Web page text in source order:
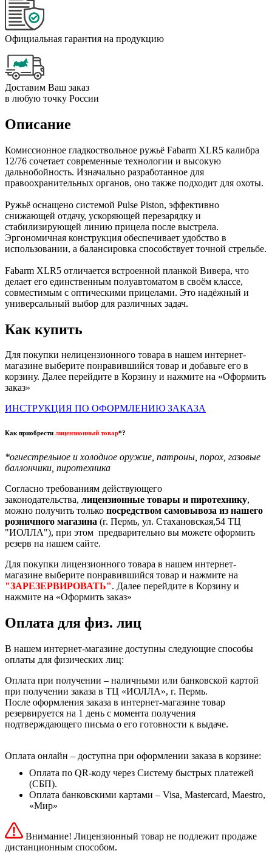
Официальная гарантия на продукцию
Доставим Ваш заказ
в любую точку России
Описание
Комиссионное гладкоствольное ружьё Fabarm XLR5 калибра
12/76 сочетает современные технологии и высокую
дальнобойность. Изначально разработанное для
правоохранительных органов, оно также подходит для охоты.
Ружьё оснащено системой Pulse Piston, эффективно
снижающей отдачу, ускоряющей перезарядку и
стабилизирующей линию прицела после выстрела.
Эргономичная конструкция обеспечивает удобство в
использовании, а балансировка способствует точной стрельбе.
Fabarm XLR5 отличается встроенной планкой Вивера, что
делает его единственным полуавтоматом в своём классе,
совместимым с оптическими прицелами. Это надёжный и
универсальный выбор для различных задач.
Как купить
Для покупки нелицензионного товара в нашем интернет-
магазине выберите понравившийся товар и добавьте его в
корзину. Далее перейдите в Корзину и нажмите на «Оформить
заказ»
ИНСТРУКЦИЯ ПО ОФОРМЛЕНИЮ ЗАКАЗА
Как приобрести лицензионный товар*?
*огнестрельное и холодное оружие, патроны, порох, газовые
баллончики, пиротехника
Согласно требованиям действующего
законодательства, лицензионные товары и пиротехнику,
можно получить только посредством самовывоза из нашего
розничного магазина (г. Пермь, ул. Стахановская,54 ТЦ
"ИОЛЛА"), при этом предварительно вы можете оформить
резерв на нашем сайте.
Для покупки лицензионного товара в нашем интернет-
магазине выберите понравившийся товар и нажмите на
"ЗАРЕЗЕРВИРОВАТЬ". Далее перейдите в Корзину и
нажмите на «Оформить заказ»
Оплата для физ. лиц
В нашем интернет-магазине доступны следующие способы
оплаты для физических лиц:
Оплата при получении – наличными или банковской картой
при получении заказа в ТЦ «ИОЛЛА», г. Пермь.
После оформления заказа в интернет-магазине товар
резервируется на 1 день с момента получения
подтверждающего письма о его готовности к выдаче.
Оплата онлайн – доступна при оформлении заказа в корзине:
Оплата по QR-коду через Систему быстрых платежей
(СБП).
Оплата банковскими картами – Visa, Mastercard, Maestro,
«Мир»
Внимание! Лицензионный товар не подлежит продаже
дистанционным способом.